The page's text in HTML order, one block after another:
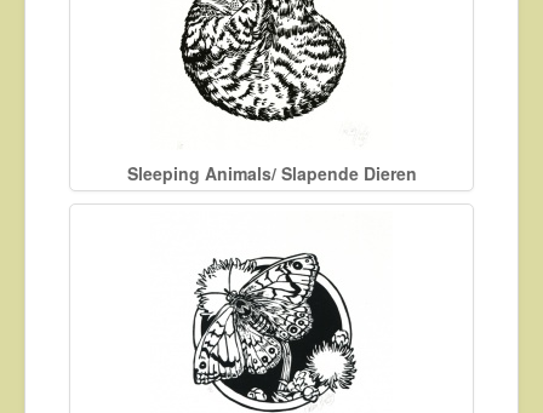
Sleeping Animals/ Slapende Dieren